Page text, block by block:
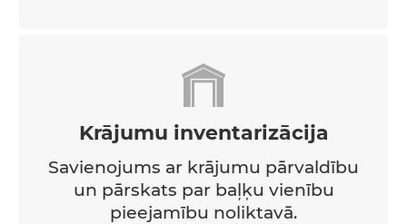
Krājumu inventarizācija
Savienojums ar krājumu pārvaldību
un pārskats par baļķu vienību
pieejamību noliktavā.